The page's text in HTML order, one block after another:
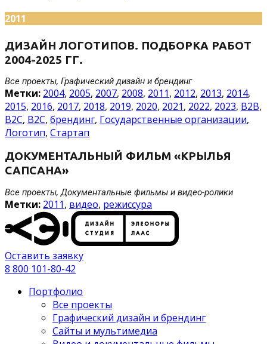
2011
ДИЗАЙН ЛОГОТИПОВ. ПОДБОРКА РАБОТ
2004-2025 ГГ.
Все проекты, Графический дизайн и брендинг
Метки: 2004, 2005, 2007, 2008, 2011, 2012, 2013, 2014,
2015, 2016, 2017, 2018, 2019, 2020, 2021, 2022, 2023, B2B,
B2C, B2С, брендинг, Государственные организации,
Логотип, Стартап
ДОКУМЕНТАЛЬНЫЙ ФИЛЬМ «КРЫЛЬЯ
САПСАНА»
Все проекты, Документальные фильмы и видео-ролики
Метки: 2011, видео, режиссура
Оставить заявку
8 800 101-80-42
Портфолио
Все проекты
Графический дизайн и брендинг
Сайты и мультимедиа